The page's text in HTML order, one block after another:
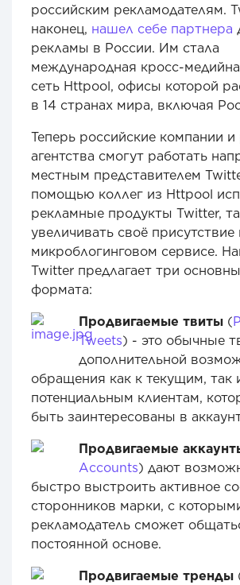
российским рекламодателям.
наконец, нашел себе партнера
рекламы в России. Им стала
международная кросс-
сеть Httpool, офисы которой
в 14 странах мира, включая
Теперь российские компании
агентства смогут работать
местным представителем
помощью коллег из Httpool
рекламные продукты Twitter,
увеличивать своё присутствие
микроблогинговом сервисе.
Twitter предлагает три
формата:
Продвигаемые твиты (
Tweets) - это обычные
дополнительной
обращения как к текущим, так
потенциальным клиентам,
быть заинтересованы в
Продвигаемые
Accounts) дают
быстро выстроить активное
сторонников марки, с
рекламодатель сможет
постоянной основе.
Продвигаемые тренды